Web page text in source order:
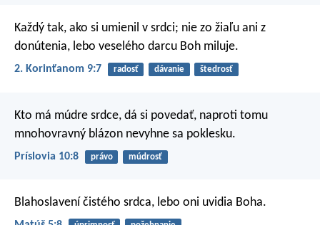
Každý tak, ako si umienil v srdci; nie zo žiaľu ani z
donútenia, lebo veselého darcu Boh miluje.
2. Korinťanom 9:7 radosť dávanie štedrosť
Kto má múdre srdce, dá si povedať, naproti tomu
mnohovravný blázon nevyhne sa poklesku.
Príslovia 10:8 právo múdrosť
Blahoslavení čistého srdca, lebo oni uvidia Boha.